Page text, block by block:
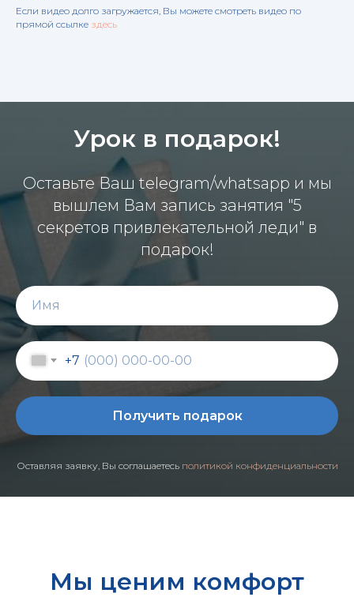
Если видео долго загружается, Вы можете смотреть видео по
прямой ссылке здесь
Урок в подарок!
Оставьте Ваш telegram/whatsapp и мы
вышлем Вам запись занятия "5
секретов привлекательной леди" в
подарок!
+7
Получить подарок
Оставляя заявку, Вы соглашаетесь политикой конфиденциальности
Мы ценим комфорт